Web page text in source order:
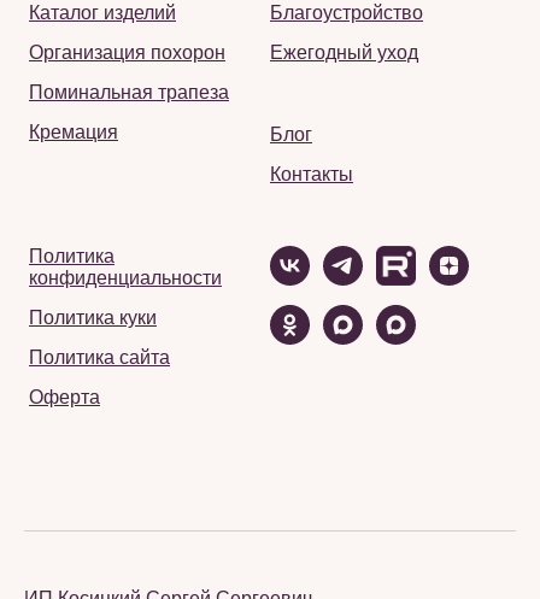
Каталог изделий
Организация похорон
Поминальная трапеза
Кремация
Благоустройство
Ежегодный уход
Блог
Контакты
Политика
конфиденциальности
Политика куки
Политика сайта
Оферта